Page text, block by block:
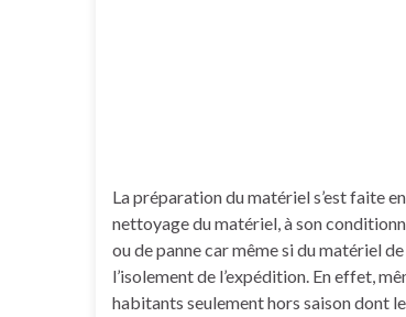
La préparation du matériel s’est faite
nettoyage du matériel, à son
ou de panne car même si du matériel
l’isolement de l’expédition. En effet,
habitants seulement hors saison dont